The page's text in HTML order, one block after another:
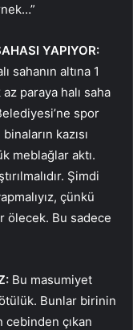
YAPIYOR:
sahanın altına 1
paraya halı saha
spor
kazısı
meblağlar aktı.
Şimdi
çünkü
ölecek. Bu sadece
Bu masumiyet
Bunlar birinin
çıkan